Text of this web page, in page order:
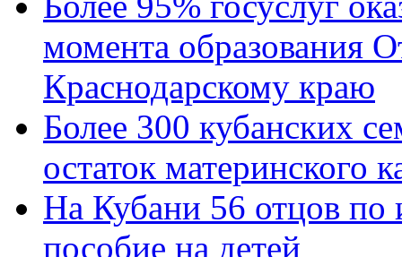
момента образования
Краснодарскому краю
Более 300 кубанских
остаток материнского
На Кубани 56 отцов по
пособие на детей